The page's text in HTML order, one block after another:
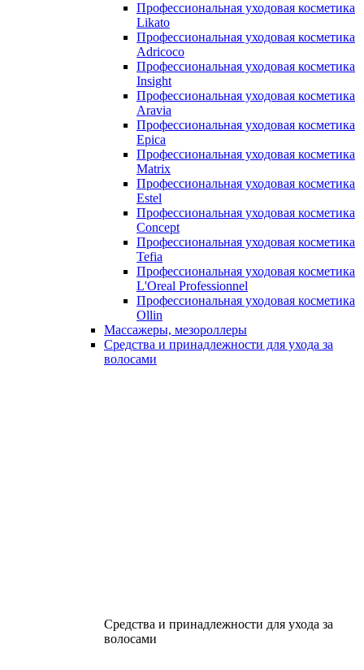
Профессиональная уходовая косметика
Likato
Профессиональная уходовая косметика
Adricoco
Профессиональная уходовая косметика
Insight
Профессиональная уходовая косметика
Aravia
Профессиональная уходовая косметика
Epica
Профессиональная уходовая косметика
Matrix
Профессиональная уходовая косметика
Estel
Профессиональная уходовая косметика
Concept
Профессиональная уходовая косметика
Tefia
Профессиональная уходовая косметика
L'Oreal Professionnel
Профессиональная уходовая косметика
Ollin
Массажеры, мезороллеры
Средства и принадлежности для ухода за
волосами
Средства и принадлежности для ухода за
волосами